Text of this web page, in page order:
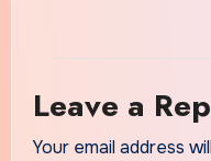
Leave a
Your email address